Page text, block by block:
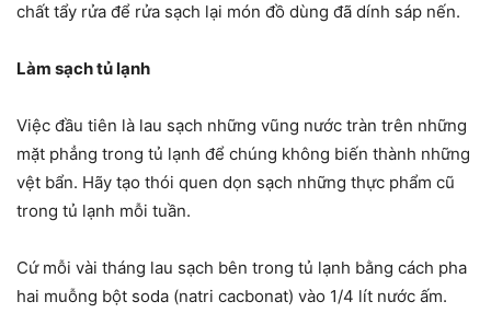
chất tẩy rửa để rửa sạch lại món đồ dùng đã dính sáp nến.
Làm sạch tủ lạnh
Việc đầu tiên là lau sạch những vũng nước tràn trên những
mặt phẳng trong tủ lạnh để chúng không biến thành những
vệt bẩn. Hãy tạo thói quen dọn sạch những thực phẩm cũ
trong tủ lạnh mỗi tuần.
Cứ mỗi vài tháng lau sạch bên trong tủ lạnh bằng cách pha
hai muỗng bột soda (natri cacbonat) vào 1/4 lít nước ấm.